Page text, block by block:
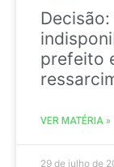
prefeito
VER MATÉRIA »
29 de julho de